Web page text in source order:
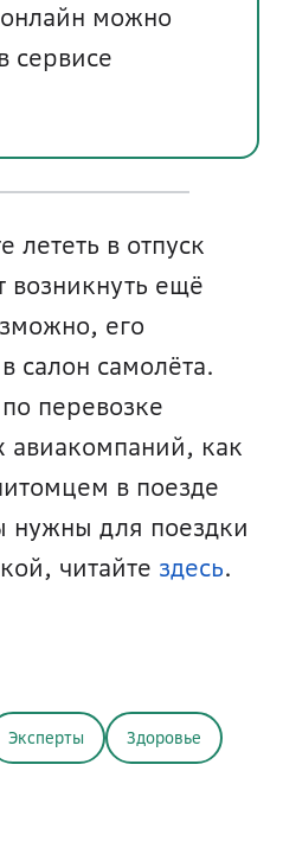
можно
лететь в отпуск
возникнуть ещё
его
салон самолёта.
перевозке
авиакомпаний, как
в поезде
нужны для поездки
читайте здесь.
Эксперты Здоровье